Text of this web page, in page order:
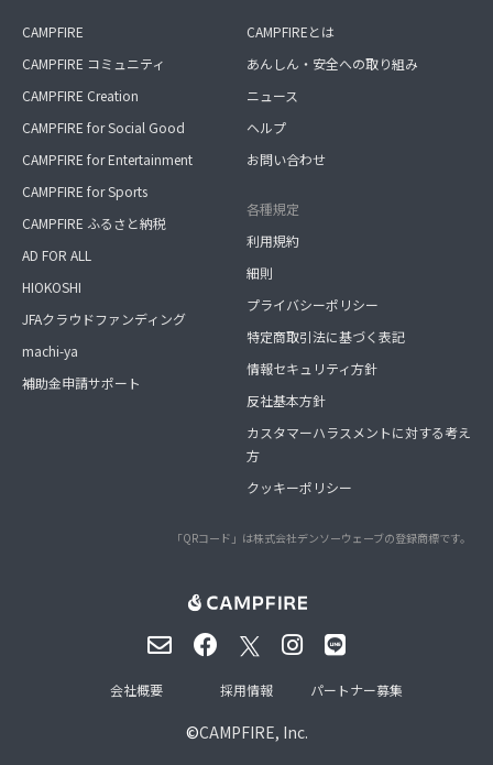
CAMPFIRE
CAMPFIRE コミュニティ
CAMPFIRE Creation
CAMPFIRE for Social Good
CAMPFIRE for Entertainment
CAMPFIRE for Sports
CAMPFIRE ふるさと納税
AD FOR ALL
HIOKOSHI
JFAクラウドファンディング
machi-ya
補助金申請サポート
CAMPFIREとは
あんしん・安全への取り組み
ニュース
ヘルプ
お問い合わせ
各種規定
利用規約
細則
プライバシーポリシー
特定商取引法に基づく表記
情報セキュリティ方針
反社基本方針
カスタマーハラスメントに対する考え
方
クッキーポリシー
「QRコード」は株式会社デンソーウェーブの登録商標です。
©CAMPFIRE, Inc.
会社概要 採用情報 パートナー募集